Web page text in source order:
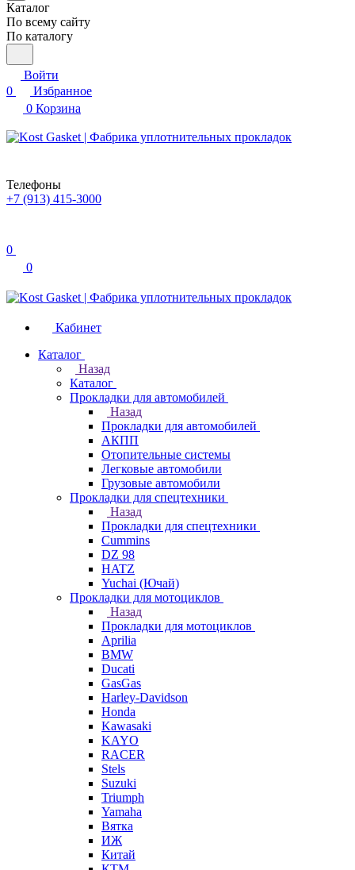
Каталог
По всему сайту
По каталогу
Войти
0
Избранное
0 Корзина
Телефоны
+7 (913) 415-3000
0
0
Кабинет
Каталог
Назад
Каталог
Прокладки для автомобилей
Назад
Прокладки для автомобилей
АКПП
Отопительные системы
Легковые автомобили
Грузовые автомобили
Прокладки для спецтехники
Назад
Прокладки для спецтехники
Cummins
DZ 98
HATZ
Yuchai (Ючай)
Прокладки для мотоциклов
Назад
Прокладки для мотоциклов
Aprilia
BMW
Ducati
GasGas
Harley-Davidson
Honda
Kawasaki
KAYO
RACER
Stels
Suzuki
Triumph
Yamaha
Вятка
ИЖ
Китай